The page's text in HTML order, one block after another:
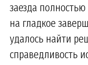
заезда
на гладкое
удалось найти
справедливость